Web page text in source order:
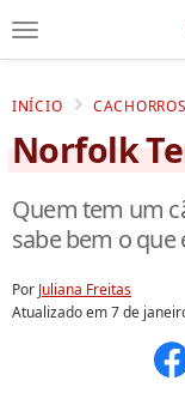
INÍCIO CACHORROS
Norfolk
Quem tem um
sabe bem o
Por Juliana Freitas
Atualizado em7 de